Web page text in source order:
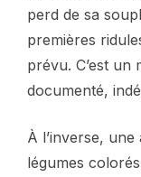
perd de sa
premières
prévu. C’est un
documenté,
À l’inverse,
légumes